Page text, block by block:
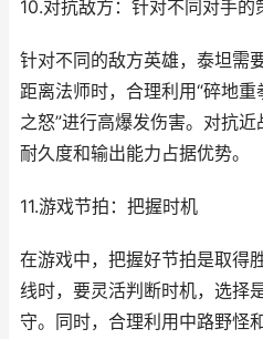
10.对抗敌方：针对不同对手的
针对不同的敌方英雄，泰坦需
距离法师时，合理利用“碎地重
之怒”进行高爆发伤害。对抗
耐久度和输出能力占据优势。
11.游戏节拍：把握时机
在游戏中，把握好节拍是取得
线时，要灵活判断时机，选择
守。同时，合理利用中路野怪